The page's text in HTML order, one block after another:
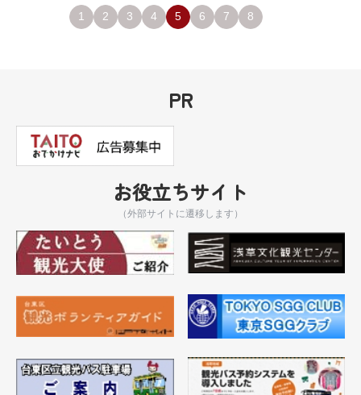
1 2 3 4 5 6 7 8
PR
お役立ちサイト
（外部サイトに遷移します）